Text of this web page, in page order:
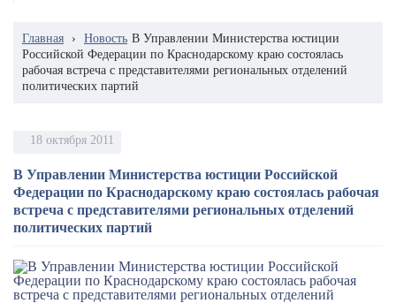
Главная › Новость В Управлении Министерства юстиции
Российской Федерации по Краснодарскому краю состоялась
рабочая встреча с представителями региональных отделений
политических партий
18 октября 2011
В Управлении Министерства юстиции Российской
Федерации по Краснодарскому краю состоялась рабочая
встреча с представителями региональных отделений
политических партий